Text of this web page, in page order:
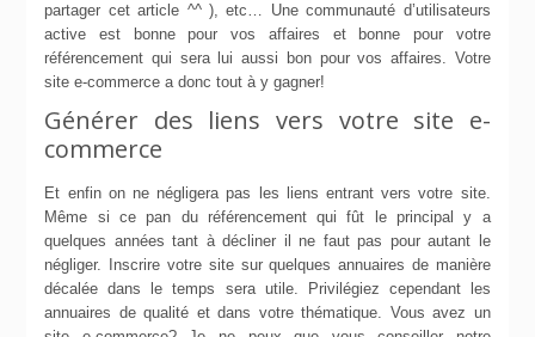
partager cet article ^^ ), etc… Une communauté d’utilisateurs
active est bonne pour vos affaires et bonne pour votre
référencement qui sera lui aussi bon pour vos affaires. Votre
site e-commerce a donc tout à y gagner!
Générer des liens vers votre site e-
commerce
Et enfin on ne négligera pas les liens entrant vers votre site.
Même si ce pan du référencement qui fût le principal y a
quelques années tant à décliner il ne faut pas pour autant le
négliger. Inscrire votre site sur quelques annuaires de manière
décalée dans le temps sera utile. Privilégiez cependant les
annuaires de qualité et dans votre thématique. Vous avez un